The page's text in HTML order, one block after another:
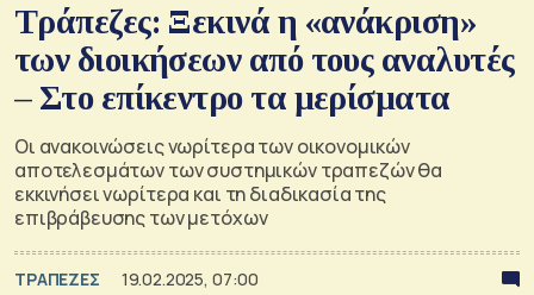
Τράπεζες: Ξεκινά η «ανάκριση»
των διοικήσεων από τους αναλυτές
– Στο επίκεντρο τα μερίσματα
Οι ανακοινώσεις νωρίτερα των οικονομικών
αποτελεσμάτων των συστημικών τραπεζών θα
εκκινήσει νωρίτερα και τη διαδικασία της
επιβράβευσης των μετόχων
ΤΡΑΠΕΖΕΣ 19.02.2025, 07:00